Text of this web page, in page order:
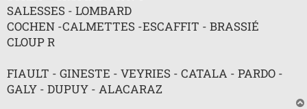
SALESSES - LOMBARD
COCHEN -CALMETTES -ESCAFFIT - BRASSIÉ
CLOUP R
FIAULT - GINESTE - VEYRIES - CATALA - PARDO -
GALY - DUPUY - ALACARAZ